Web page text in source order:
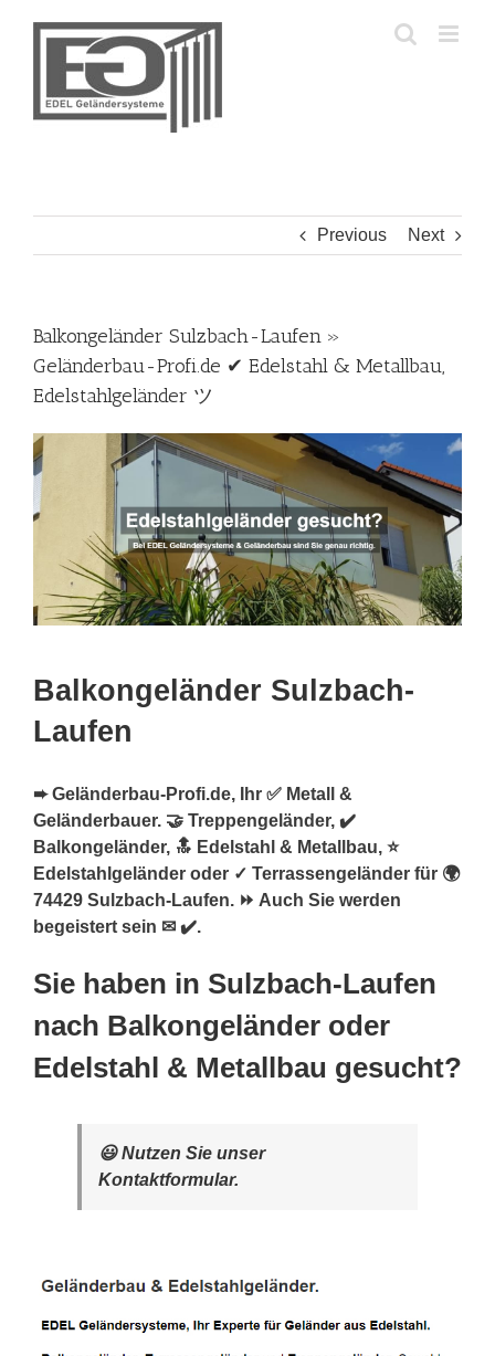
Previous Next
Balkongeländer Sulzbach-Laufen »
Geländerbau-Profi.de ✔ Edelstahl & Metallbau,
Edelstahlgeländer ツ
Balkongeländer Sulzbach-
Laufen
➨ Geländerbau-Profi.de, Ihr ✅ Metall &
Geländerbauer. 🤝 Treppengeländer, ✔️
Balkongeländer, 🔝 Edelstahl & Metallbau, ⭐
Edelstahlgeländer oder ✓ Terrassengeländer für 🌍
74429 Sulzbach-Laufen. ⏩ Auch Sie werden
begeistert sein ✉ ✔️.
Sie haben in Sulzbach-Laufen
nach Balkongeländer oder
Edelstahl & Metallbau gesucht?
😃 Nutzen Sie unser
Kontaktformular.